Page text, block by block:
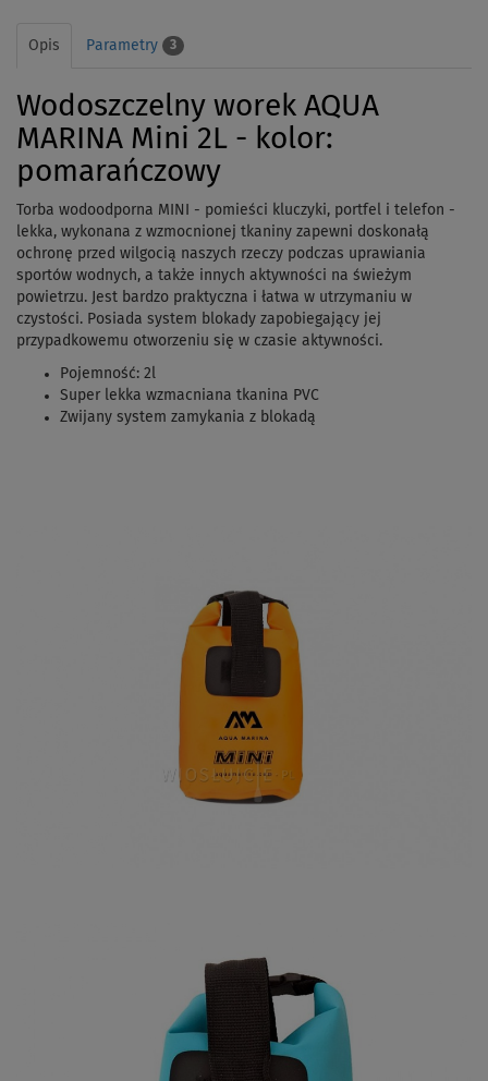
Opis Parametry 3
Wodoszczelny worek AQUA
MARINA Mini 2L - kolor:
pomarańczowy
Torba wodoodporna MINI - pomieści kluczyki, portfel i telefon -
lekka, wykonana z wzmocnionej tkaniny zapewni doskonałą
ochronę przed wilgocią naszych rzeczy podczas uprawiania
sportów wodnych, a także innych aktywności na świeżym
powietrzu. Jest bardzo praktyczna i łatwa w utrzymaniu w
czystości. Posiada system blokady zapobiegający jej
przypadkowemu otworzeniu się w czasie aktywności.
Pojemność: 2l
Super lekka wzmacniana tkanina PVC
Zwijany system zamykania z blokadą